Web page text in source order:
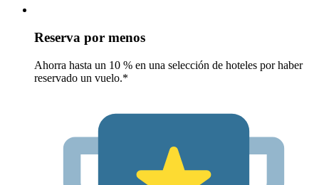
Reserva por menos
Ahorra hasta un 10 % en una selección de hoteles por haber
reservado un vuelo.*